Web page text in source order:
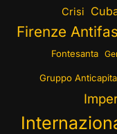
Crisi
Firenze
Fontesanta
Gruppo